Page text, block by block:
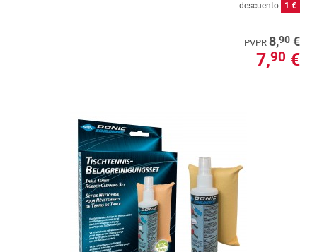
descuento 1 €
PVPR 8,90 €
7,90 €